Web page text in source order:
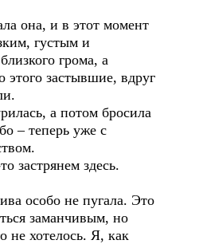
она, и в этот момент
густым и
грома, а
этого застывшие, вдруг
а потом бросила
– теперь уже с
застрянем здесь.
особо не пугала. Это
заманчивым, но
не хотелось. Я, как